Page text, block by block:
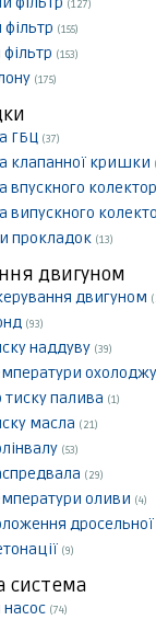
(127)
(155)
(153)
(175)
ГБЦ (37)
клапанної кришки
впускного
випускного
прокладок (13)
двигуном
двигуном
(93)
наддуву (39)
тиску палива (1)
масла (21)
(53)
(29)
оливи (4)
дросельної
(9)
система
(74)